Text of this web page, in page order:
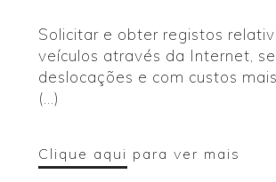
Solicitar e obter registos
veículos através da Internet,
deslocações e com custos
(...)
Clique aqui para ver mais